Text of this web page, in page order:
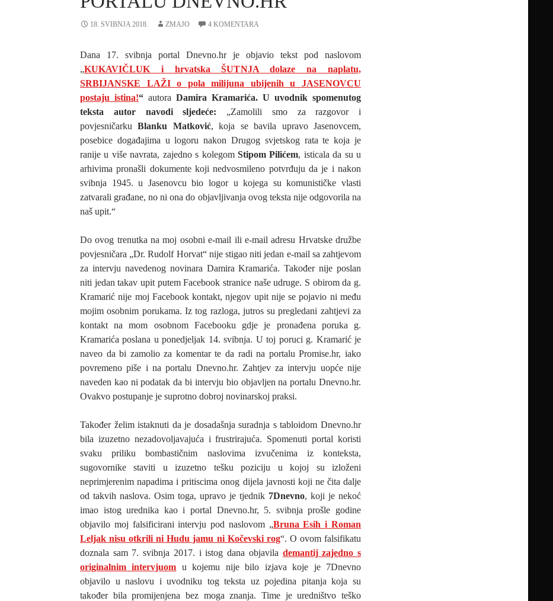
18. SVIBNJA 2018. ZMAJO 4 KOMENTARA
Dana 17. svibnja portal Dnevno.hr je objavio tekst pod naslovom
„KUKAVIČLUK i hrvatska ŠUTNJA dolaze na naplatu,
SRBIJANSKE LAŽI o pola milijuna ubijenih u JASENOVCU
postaju istina!“ autora Damira Kramarića. U uvodnik spomenutog
teksta autor navodi sljedeće: „Zamolili smo za razgovor i
povjesničarkuBlanku Matković, koja se bavila upravo Jasenovcem,
posebice događajima u logoru nakon Drugog svjetskog rata te koja je
ranije u više navrata, zajedno s kolegom Stipom Pilićem, isticala da su u
arhivima pronašli dokumente koji nedvosmileno potvrđuju da je i nakon
svibnja 1945. u Jasenovcu bio logor u kojega su komunističke vlasti
zatvarali građane, no ni ona do objavljivanja ovog teksta nije odgovorila na
naš upit.“
Do ovog trenutka na moj osobni e-mail ili e-mail adresu Hrvatske družbe
povjesničara „Dr. Rudolf Horvat“ nije stigao niti jedan e-mail sa zahtjevom
za intervju navedenog novinara Damira Kramarića. Također nije poslan
niti jedan takav upit putem Facebook stranice naše udruge. S obirom da g.
Kramarić nije moj Facebook kontakt, njegov upit nije se pojavio ni među
mojim osobnim porukama. Iz tog razloga, jutros su pregledani zahtjevi za
kontakt na mom osobnom Facebooku gdje je pronađena poruka g.
Kramarića poslana u ponedjeljak 14. svibnja. U toj poruci g. Kramarić je
naveo da bi zamolio za komentar te da radi na portalu Promise.hr, iako
povremeno piše i na portalu Dnevno.hr. Zahtjev za intervju uopće nije
naveden kao ni podatak da bi intervju bio objavljen na portalu Dnevno.hr.
Ovakvo postupanje je suprotno dobroj novinarskoj praksi.
Također želim istaknuti da je dosadašnja suradnja s tabloidom Dnevno.hr
bila izuzetno nezadovoljavajuća i frustrirajuća. Spomenuti portal koristi
svaku priliku bombastičnim naslovima izvučenima iz konteksta,
sugovornike staviti u izuzetno tešku poziciju u kojoj su izloženi
neprimjerenim napadima i pritiscima onog dijela javnosti koji ne čita dalje
od takvih naslova. Osim toga, upravo je tjednik 7Dnevno, koji je nekoć
imao istog urednika kao i portal Dnevno.hr, 5. svibnja prošle godine
objavilo moj falsificirani intervju pod naslovom „Bruna Esih i Roman
Leljak nisu otkrili ni Hudu jamu ni Kočevski rog“. O ovom falsifikatu
doznala sam 7. svibnja 2017. i istog dana objavila demantij zajedno s
originalnim intervjuom u kojemu nije bilo izjava koje je 7Dnevno
objavilo u naslovu i uvodniku tog teksta uz pojedina pitanja koja su
također bila promijenjena bez moga znanja. Time je uredništvo teško